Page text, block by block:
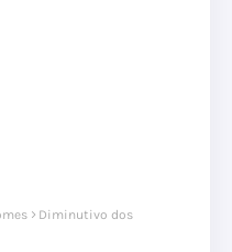
Diminutivo dos